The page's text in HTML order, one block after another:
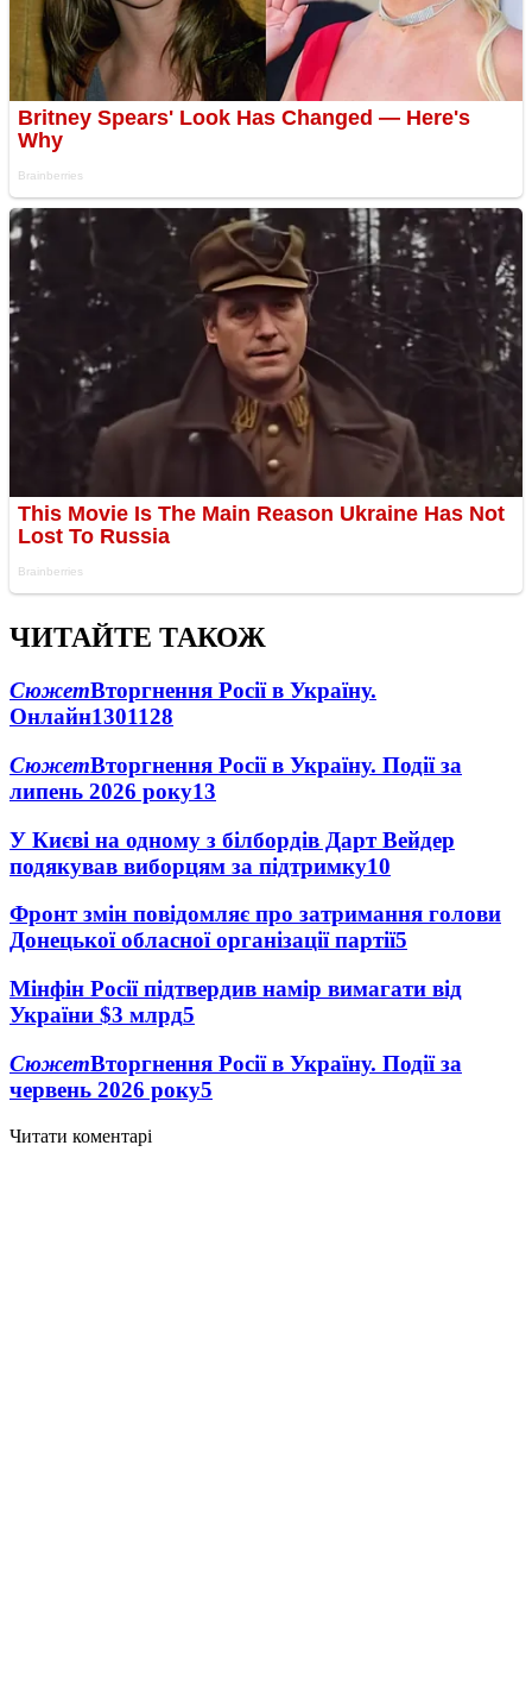
ЧИТАЙТЕ ТАКОЖ
СюжетВторгнення Росії в Україну.
Онлайн1301128
СюжетВторгнення Росії в Україну. Події за
липень 2026 року13
У Києві на одному з білбордів Дарт Вейдер
подякував виборцям за підтримку10
Фронт змін повідомляє про затримання голови
Донецької обласної організації партії5
Мінфін Росії підтвердив намір вимагати від
України $3 млрд5
СюжетВторгнення Росії в Україну. Події за
червень 2026 року5
Читати коментарі